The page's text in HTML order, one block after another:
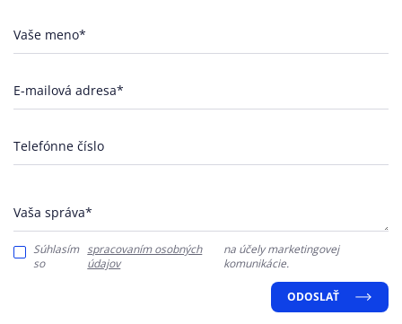
Vaše meno*
E-mailová adresa*
Telefónne číslo
Vaša správa*
Súhlasím
so
spracovaním osobných
údajov
na účely marketingovej
komunikácie.
ODOSLAŤ